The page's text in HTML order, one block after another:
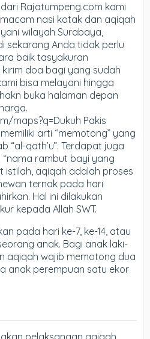
Rajatumpeng.com kami
nasi kotak dan aqiqah
wilayah Surabaya,
sekarang Anda tidak perlu
baik tasyakuran
doa bagi yang sudah
bisa melayani hingga
buka halaman depan
maps?q=Dukuh Pakis
arti “memotong” yang
“al-qath’u”. Terdapat juga
rambut bayi yang
istilah, aqiqah adalah proses
ternak pada hari
Hal ini dilakukan
kepada Allah SWT.
pada hari ke-7, ke-14, atau
anak. Bagi anak laki-
aqiqah wajib memotong dua
anak perempuan satu ekor
pelaksanaan aqiqah